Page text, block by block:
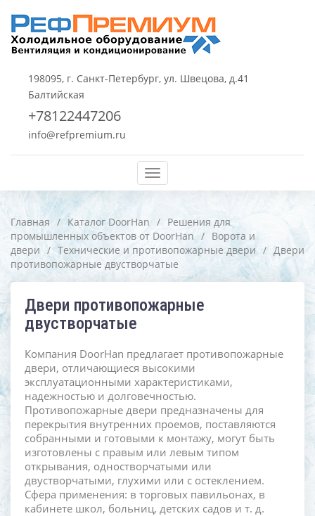
198095, г. Санкт-Петербург, ул. Швецова, д.41
Балтийская
+78122447206
info@refpremium.ru
Меню
Главная / Каталог DoorHan / Решения для
промышленных объектов от DoorHan / Ворота и
двери / Технические и противопожарные двери / Двери
противопожарные двустворчатые
Двери противопожарные
двустворчатые
Компания DoorHan предлагает противопожарные
двери, отличающиеся высокими
эксплуатационными характеристиками,
надежностью и долговечностью.
Противопожарные двери предназначены для
перекрытия внутренних проемов, поставляются
собранными и готовыми к монтажу, могут быть
изготовлены с правым или левым типом
открывания, одностворчатыми или
двустворчатыми, глухими или с остеклением.
Сфера применения: в торговых павильонах, в
кабинете школ, больниц, детских садов и т. д.